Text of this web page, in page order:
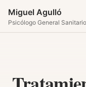
Miguel Agulló
Psicólogo General Sanitario